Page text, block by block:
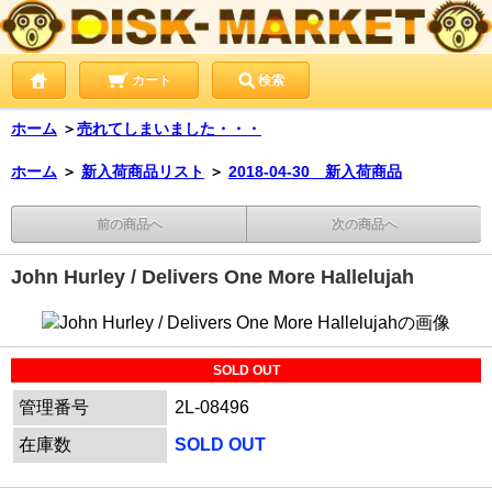
カート 検索
ホーム ＞売れてしまいました・・・
ホーム ＞ 新入荷商品リスト ＞ 2018-04-30 新入荷商品
前の商品へ 次の商品へ
John Hurley / Delivers One More Hallelujah
SOLD OUT
管理番号
2L-08496
在庫数
SOLD OUT